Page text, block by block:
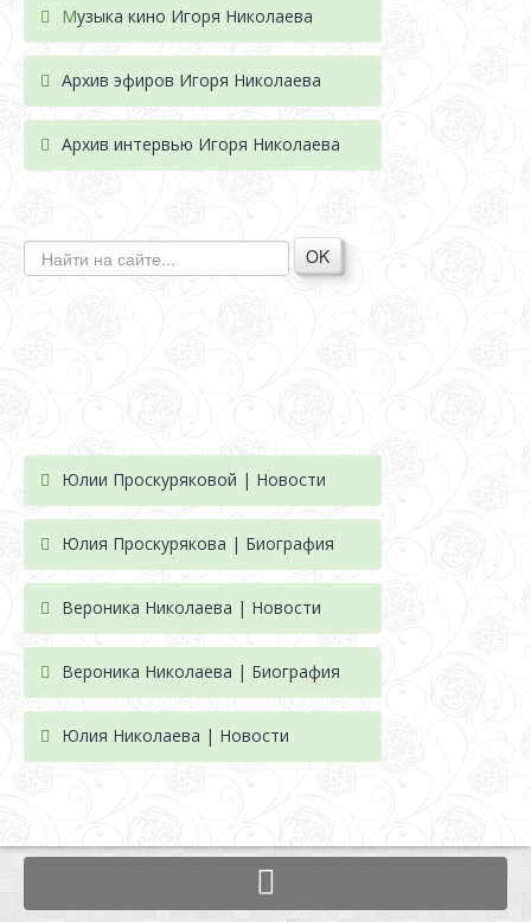
Музыка кино Игоря Николаева
Архив эфиров Игоря Николаева
Архив интервью Игоря Николаева
OK
Юлии Проскуряковой | Новости
Юлия Проскурякова | Биография
Вероника Николаева | Новости
Вероника Николаева | Биография
Юлия Николаева | Новости